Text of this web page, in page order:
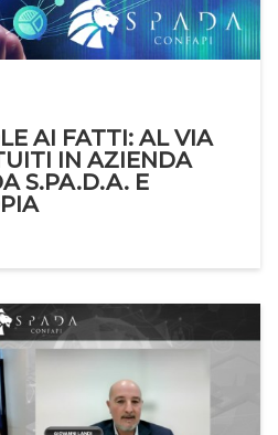
AI FATTI: AL VIA
IN AZIENDA
S.PA.D.A. E